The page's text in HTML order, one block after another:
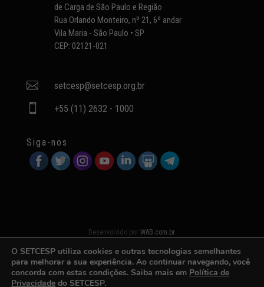
de Carga de São Paulo e Região
Rua Orlando Monteiro, nº 21, 6º andar
Vila Maria - São Paulo • SP
CEP: 02121-021
 setcesp@setcesp.org.br
 +55 (11) 2632 - 1000
Siga-nos
Desenvolvido porWAB.com.br
O SETCESP utiliza cookies e outras tecnologias semelhantes
para melhorar a sua experiência. Ao continuar navegando, você
concorda com estas condições. Saiba mais em Política de
Privacidade do SETCESP.